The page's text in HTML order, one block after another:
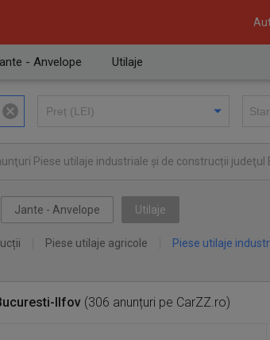
- Anvelope Utilaje
Piese utilaje industriale și de construcții judeţul
Jante - Anvelope Utilaje
Piese utilaje agricole Piese utilaje
Ilfov (306 anunțuri pe CarZZ.ro)